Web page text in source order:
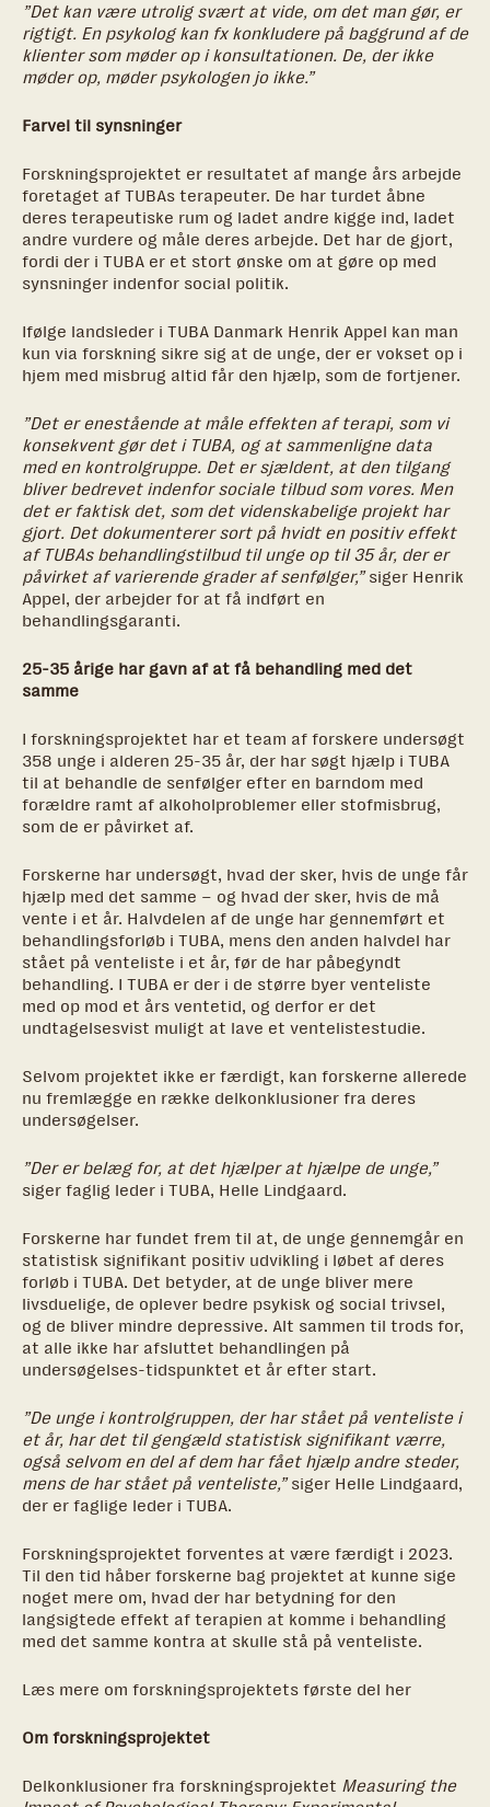
”Det kan være utrolig svært at vide, om det man gør, er
rigtigt. En psykolog kan fx konkludere på baggrund af de
klienter som møder op i konsultationen. De, der ikke
møder op, møder psykologen jo ikke.”
Farvel til synsninger
Forskningsprojektet er resultatet af mange års arbejde
foretaget af TUBAs terapeuter. De har turdet åbne
deres terapeutiske rum og ladet andre kigge ind, ladet
andre vurdere og måle deres arbejde. Det har de gjort,
fordi der i TUBA er et stort ønske om at gøre op med
synsninger indenfor social politik.
Ifølge landsleder i TUBA Danmark Henrik Appel kan man
kun via forskning sikre sig at de unge, der er vokset op i
hjem med misbrug altid får den hjælp, som de fortjener.
”Det er enestående at måle effekten af terapi, som vi
konsekvent gør det i TUBA, og at sammenligne data
med en kontrolgruppe. Det er sjældent, at den tilgang
bliver bedrevet indenfor sociale tilbud som vores. Men
det er faktisk det, som det videnskabelige projekt har
gjort. Det dokumenterer sort på hvidt en positiv effekt
af TUBAs behandlingstilbud til unge op til 35 år, der er
påvirket af varierende grader af senfølger,”siger Henrik
Appel, der arbejder for at få indført en
behandlingsgaranti.
25-35 årige har gavn af at få behandling med det
samme
I forskningsprojektet har et team af forskere undersøgt
358 unge i alderen 25-35 år, der har søgt hjælp i TUBA
til at behandle de senfølger efter en barndom med
forældre ramt af alkoholproblemer eller stofmisbrug,
som de er påvirket af.
Forskerne har undersøgt, hvad der sker, hvis de unge får
hjælp med det samme – og hvad der sker, hvis de må
vente i et år. Halvdelen af de unge har gennemført et
behandlingsforløb i TUBA, mens den anden halvdel har
stået på venteliste i et år, før de har påbegyndt
behandling. I TUBA er der i de større byer venteliste
med op mod et års ventetid, og derfor er det
undtagelsesvist muligt at lave et ventelistestudie.
Selvom projektet ikke er færdigt, kan forskerne allerede
nu fremlægge en række delkonklusioner fra deres
undersøgelser.
”Der er belæg for, at det hjælper at hjælpe de unge,”
siger faglig leder i TUBA, Helle Lindgaard.
Forskerne har fundet frem til at, de unge gennemgår en
statistisk signifikant positiv udvikling i løbet af deres
forløb i TUBA. Det betyder, at de unge bliver mere
livsduelige, de oplever bedre psykisk og social trivsel,
og de bliver mindre depressive. Alt sammen til trods for,
at alle ikke har afsluttet behandlingen på
undersøgelses-tidspunktet et år efter start.
”De unge i kontrolgruppen, der har stået på venteliste i
et år, har det til gengæld statistisk signifikant værre,
også selvom en del af dem har fået hjælp andre steder,
mens de har stået på venteliste,”siger Helle Lindgaard,
der er faglige leder i TUBA.
Forskningsprojektet forventes at være færdigt i 2023.
Til den tid håber forskerne bag projektet at kunne sige
noget mere om, hvad der har betydning for den
langsigtede effekt af terapien at komme i behandling
med det samme kontra at skulle stå på venteliste.
Læs mere om forskningsprojektets første del her
Om forskningsprojektet
Delkonklusioner fra forskningsprojektet Measuring the